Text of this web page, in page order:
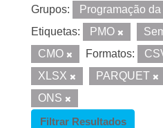
Grupos:
Programação
Etiquetas:
PMO
CMO
Formatos:
XLSX
PARQUET
ONS
Filtrar Resultados